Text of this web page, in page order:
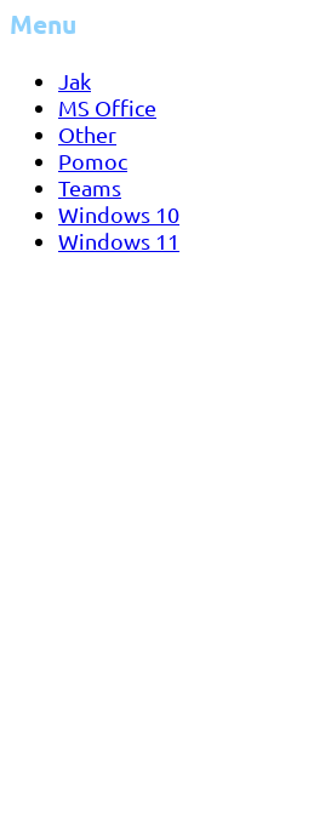
Menu
Jak
MS Office
Other
Pomoc
Teams
Windows 10
Windows 11